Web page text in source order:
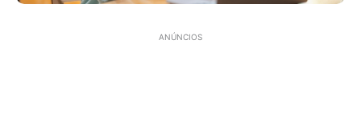
ANÚNCIOS